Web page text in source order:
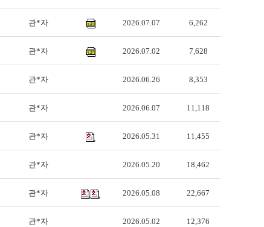
관*자 2026.07.07 6,262
관*자 2026.07.02 7,628
관*자 2026.06.26 8,353
관*자 2026.06.07 11,118
관*자 2026.05.31 11,455
관*자 2026.05.20 18,462
관*자 2026.05.08 22,667
관*자 2026.05.02 12,376